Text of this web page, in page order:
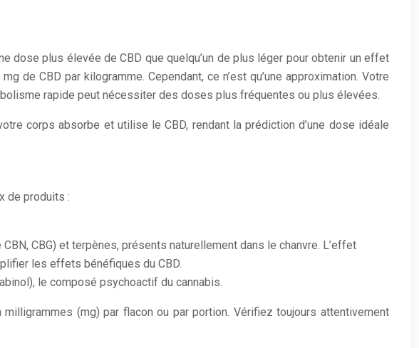
dose plus élevée de CBD que quelqu’un de plus léger pour obtenir un effet
CBD par kilogramme. Cependant, ce n’est qu’une approximation. Votre
rapide peut nécessiter des doses plus fréquentes ou plus élevées.
corps absorbe et utilise le CBD, rendant la prédiction d’une dose idéale
de produits :
CBG) et terpènes, présents naturellement dans le chanvre. L’effet
les effets bénéfiques du CBD.
le composé psychoactif du cannabis.
(mg) par flacon ou par portion. Vérifiez toujours attentivement